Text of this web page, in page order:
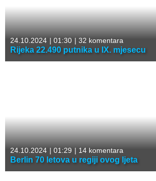
24.10.2024 | 01:30 | 32 komentara
Rijeka 22.490 putnika u IX. mjesecu
24.10.2024 | 01:29 | 14 komentara
Berlin 70 letova u regiji ovog ljeta